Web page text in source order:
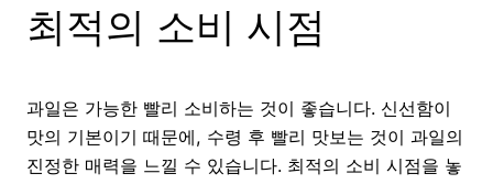
최적의 소비 시점
과일은 가능한 빨리 소비하는 것이 좋습니다. 신선함이
맛의 기본이기 때문에, 수령 후 빨리 맛보는 것이 과일의
진정한 매력을 느낄 수 있습니다. 최적의 소비 시점을 놓